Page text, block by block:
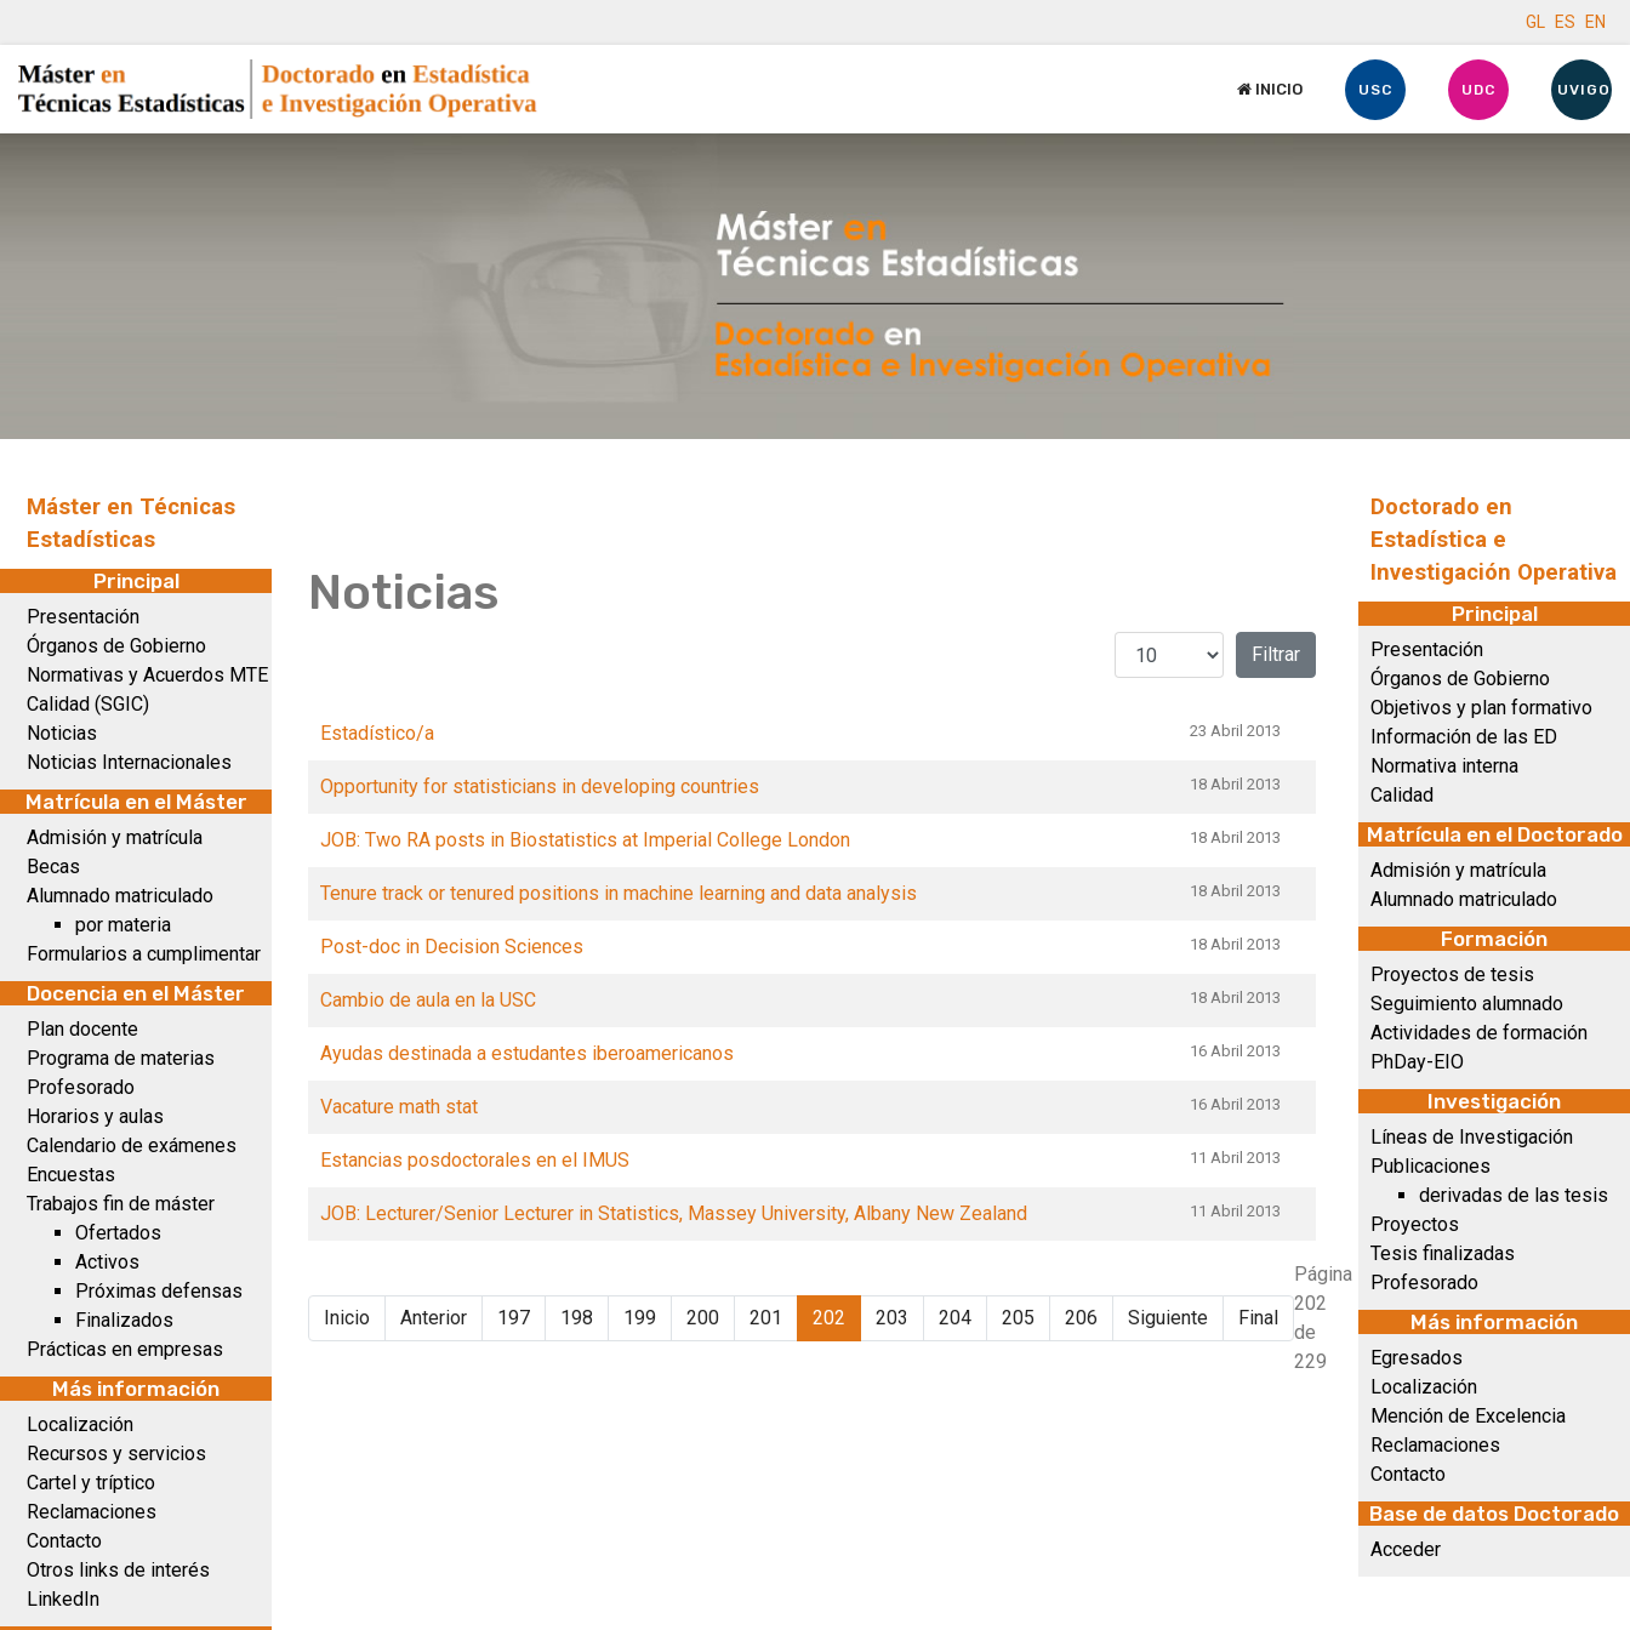
GL ES EN
INICIO USC UDC UVIGO
Máster en Técnicas
Estadísticas
Principal
Presentación
Órganos de Gobierno
Normativas y Acuerdos MTE
Calidad (SGIC)
Noticias
Noticias Internacionales
Matrícula en el Máster
Admisión y matrícula
Becas
Alumnado matriculado
por materia
Formularios a cumplimentar
Docencia en el Máster
Plan docente
Programa de materias
Profesorado
Horarios y aulas
Calendario de exámenes
Encuestas
Trabajos fin de máster
Ofertados
Activos
Próximas defensas
Finalizados
Prácticas en empresas
Más información
Localización
Recursos y servicios
Cartel y tríptico
Reclamaciones
Contacto
Otros links de interés
LinkedIn
Noticias
Cantidad a mostrarFiltrar
Estadístico/a 23 Abril 2013
Opportunity for statisticians in developing countries 18 Abril 2013
JOB: Two RA posts in Biostatistics at Imperial College London 18 Abril 2013
Tenure track or tenured positions in machine learning and data analysis 18 Abril 2013
Post-doc in Decision Sciences 18 Abril 2013
Cambio de aula en la USC 18 Abril 2013
Ayudas destinada a estudantes iberoamericanos 16 Abril 2013
Vacature math stat 16 Abril 2013
Estancias posdoctorales en el IMUS 11 Abril 2013
JOB: Lecturer/Senior Lecturer in Statistics, Massey University, Albany New Zealand 11 Abril 2013
Inicio Anterior 197 198 199 200 201 202 203 204 205 206 Siguiente Final
Página
202
de
229
Doctorado en
Estadística e
Investigación Operativa
Principal
Presentación
Órganos de Gobierno
Objetivos y plan formativo
Información de las ED
Normativa interna
Calidad
Matrícula en el Doctorado
Admisión y matrícula
Alumnado matriculado
Formación
Proyectos de tesis
Seguimiento alumnado
Actividades de formación
PhDay-EIO
Investigación
Líneas de Investigación
Publicaciones
derivadas de las tesis
Proyectos
Tesis finalizadas
Profesorado
Más información
Egresados
Localización
Mención de Excelencia
Reclamaciones
Contacto
Base de datos Doctorado
Acceder